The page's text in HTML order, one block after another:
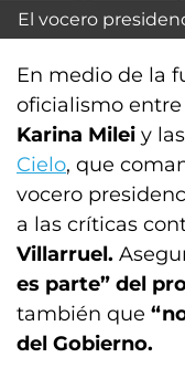
El vocero
En medio de la
oficialismo
Karina Milei y
Cielo, que
vocero
a las críticas
Villarruel.
es parte” del
también que
del Gobierno.